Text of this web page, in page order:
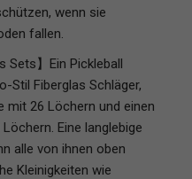
wenn sie
fallen.
Sets】Ein Pickleball
Stil Fiberglas Schläger,
mit 26 Löchern und einen
Eine langlebige
alle von ihnen oben
Kleinigkeiten wie